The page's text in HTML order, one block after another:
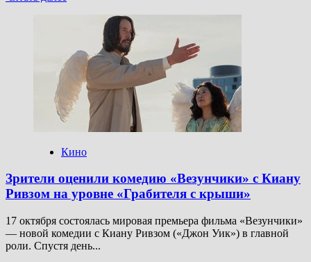
«Чёрный
телефон
2» стартовал
с $ 40 млн
— лучше
первой
части
Кино
Зрители оценили комедию «Везунчики» с Киану
Ривзом на уровне «Грабителя с крыши»
17 октября состоялась мировая премьера фильма «Везунчики»
— новой комедии с Киану Ривзом («Джон Уик») в главной
роли. Спустя день...